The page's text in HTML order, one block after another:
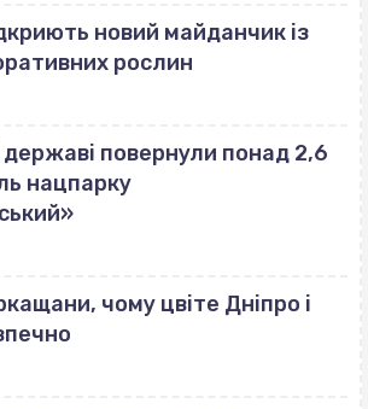
новий майданчик із
рослин
повернули понад 2,6
нацпарку
чому цвіте Дніпро і